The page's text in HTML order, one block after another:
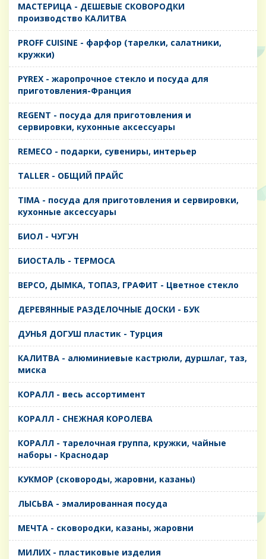
MАСТЕРИЦА - ДЕШЕВЫЕ СКОВОРОДКИ
производство КАЛИТВА
PROFF CUISINE - фарфор (тарелки, салатники,
кружки)
PYREX - жаропрочное стекло и посуда для
приготовления-Франция
REGENT - посуда для приготовления и
сервировки, кухонные аксессуары
REMECO - подарки, сувениры, интерьер
TALLER - ОБЩИЙ ПРАЙС
TIMA - посуда для приготовления и сервировки,
кухонные аксессуары
БИОЛ - ЧУГУН
БИОСТАЛЬ - ТЕРМОСА
ВЕРСО, ДЫМКА, ТОПАЗ, ГРАФИТ - Цветное стекло
ДЕРЕВЯННЫЕ РАЗДЕЛОЧНЫЕ ДОСКИ - БУК
ДУНЬЯ ДОГУШ пластик - Турция
КАЛИТВА - алюминиевые кастрюли, дуршлаг, таз,
миска
КОРАЛЛ - весь ассортимент
КОРАЛЛ - СНЕЖНАЯ КОРОЛЕВА
КОРАЛЛ - тарелочная группа, кружки, чайные
наборы - Краснодар
КУКМОР (сковороды, жаровни, казаны)
ЛЫСЬВА - эмалированная посуда
МЕЧТА - сковородки, казаны, жаровни
МИЛИХ - пластиковые изделия